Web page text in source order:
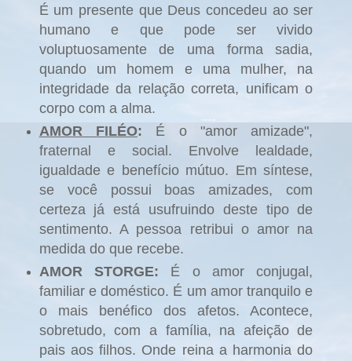
É um presente que Deus concedeu ao ser
humano e que pode ser vivido
voluptuosamente de uma forma sadia,
quando um homem e uma mulher, na
integridade da relação correta, unificam o
corpo com a alma.
AMOR FILÉO: É o "amor amizade",
fraternal e social. Envolve lealdade,
igualdade e benefício mútuo. Em síntese,
se você possui boas amizades, com
certeza já está usufruindo deste tipo de
sentimento. A pessoa retribui o amor na
medida do que recebe.
AMOR STORGE: É o amor conjugal,
familiar e doméstico. É um amor tranquilo e
o mais benéfico dos afetos. Acontece,
sobretudo, com a família, na afeição de
pais aos filhos. Onde reina a harmonia do